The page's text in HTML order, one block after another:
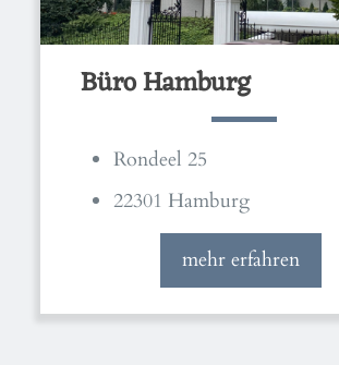
Büro Hamburg
Rondeel 25
22301 Hamburg
mehr erfahren